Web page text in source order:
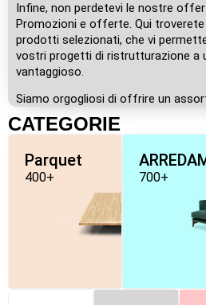
Infine, non perdetevi le nostre
Promozioni e offerte. Qui
prodotti selezionati, che vi
vostri progetti di ristrutturazione a
vantaggioso.
Siamo orgogliosi di offrire un
CATEGORIE
Parquet
400+ 700+